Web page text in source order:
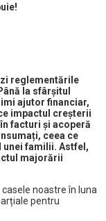
reglementările
la sfârșitul
ajutor financiar,
impactul creșterii
facturi și acoperă
ceea ce
unei familii. Astfel,
majorării
noastre în luna
pentru